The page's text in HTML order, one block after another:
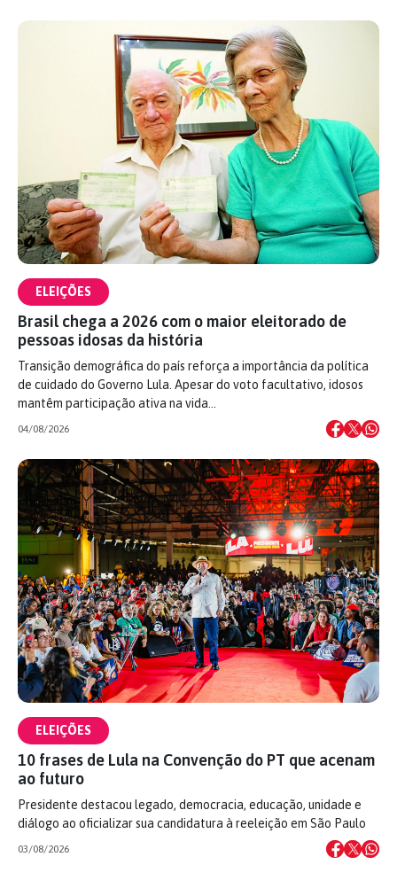
ELEIÇÕES
Brasil chega a 2026 com o maior eleitorado de
pessoas idosas da história
Transição demográfica do país reforça a importância da política
de cuidado do Governo Lula. Apesar do voto facultativo, idosos
mantêm participação ativa na vida…
04/08/2026
ELEIÇÕES
10 frases de Lula na Convenção do PT que acenam
ao futuro
Presidente destacou legado, democracia, educação, unidade e
diálogo ao oficializar sua candidatura à reeleição em São Paulo
03/08/2026